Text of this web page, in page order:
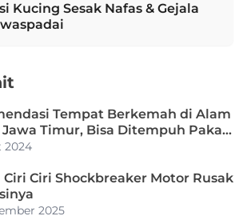
Kucing Sesak Nafas & Gejala
Tempat Berkemah di Alam
Jawa Timur, Bisa Ditempuh Pakai
2024
Ciri Ciri Shockbreaker Motor Rusak
2025